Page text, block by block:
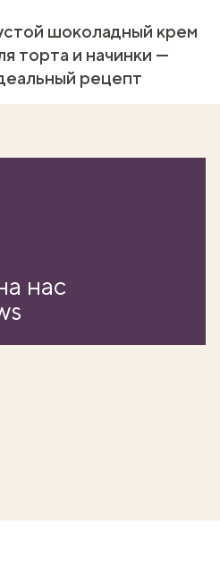
шоколадный крем
торта и начинки —
рецепт
нас